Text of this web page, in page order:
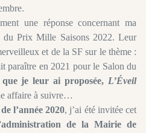
une réponse concernant ma
du Prix Mille Saisons 2022. Leur
et de la SF sur le thème :
paraître en 2021 pour le Salon du
je leur ai proposée, L’Éveil
affaire à suivre…
l’année 2020, j’ai été invitée cet
de la Mairie de